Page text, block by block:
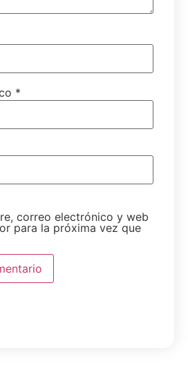
*
correo electrónico y web
para la próxima vez que